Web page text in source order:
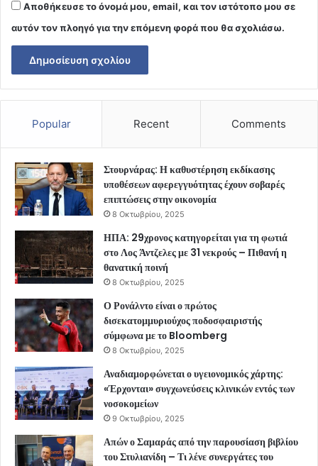
Αποθήκευσε το όνομά μου, email, και τον ιστότοπο μου σε
αυτόν τον πλοηγό για την επόμενη φορά που θα σχολιάσω.
Popular Recent Comments
Στουρνάρας: Η καθυστέρηση εκδίκασης
υποθέσεων αφερεγγυότητας έχουν σοβαρές
επιπτώσεις στην οικονομία
8 Οκτωβρίου, 2025
ΗΠΑ: 29χρονος κατηγορείται για τη φωτιά
στο Λος Άντζελες με 31 νεκρούς – Πιθανή η
θανατική ποινή
8 Οκτωβρίου, 2025
Ο Ρονάλντο είναι ο πρώτος
δισεκατομμυριούχος ποδοσφαιριστής
σύμφωνα με το Bloomberg
8 Οκτωβρίου, 2025
Αναδιαμορφώνεται ο υγειονομικός χάρτης:
«Έρχονται» συγχωνεύσεις κλινικών εντός των
νοσοκομείων
9 Οκτωβρίου, 2025
Απών ο Σαμαράς από την παρουσίαση βιβλίου
του Στυλιανίδη – Τι λένε συνεργάτες του